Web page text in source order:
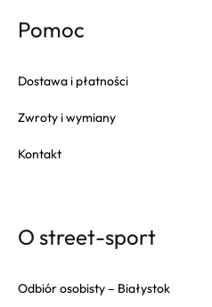
Pomoc
Dostawa i płatności
Zwroty i wymiany
Kontakt
O street-sport
Odbiór osobisty – Białystok